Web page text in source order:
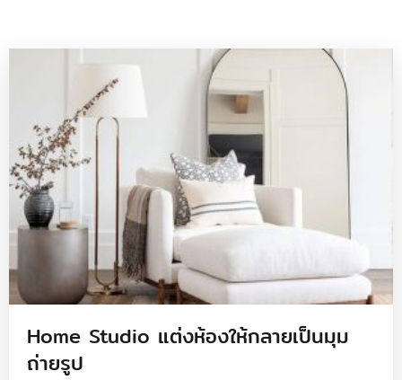
Home Studio แต่งห้องให้กลายเป็นมุม
ถ่ายรูป